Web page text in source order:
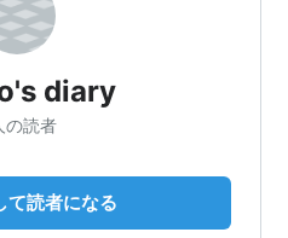
diary
の読者
て読者になる